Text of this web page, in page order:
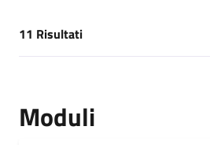
[results] Risultati
11 Risultati
Moduli